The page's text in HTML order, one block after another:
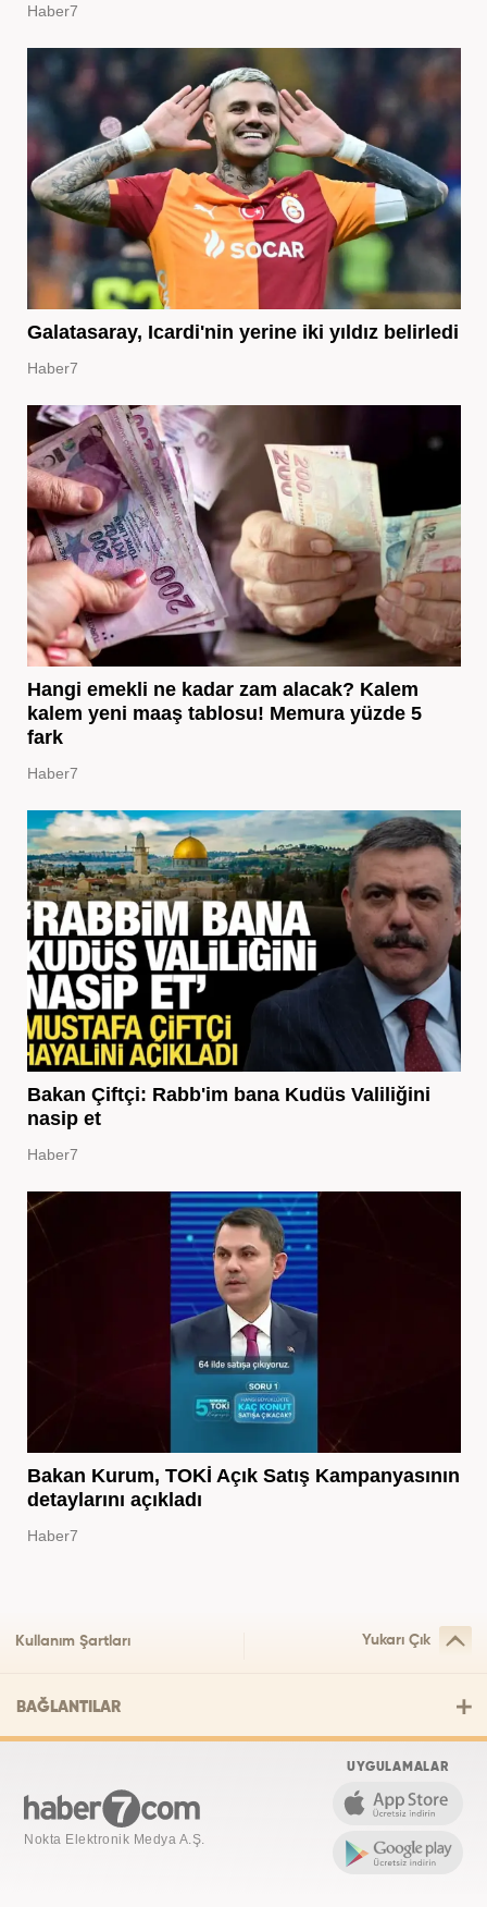
Haber7
Galatasaray, Icardi'nin yerine iki yıldız belirledi
Haber7
Hangi emekli ne kadar zam alacak? Kalem
kalem yeni maaş tablosu! Memura yüzde 5
fark
Haber7
Bakan Çiftçi: Rabb'im bana Kudüs Valiliğini
nasip et
Haber7
Bakan Kurum, TOKİ Açık Satış Kampanyasının
detaylarını açıkladı
Haber7
Kullanım Şartları Yukarı Çık
BAĞLANTILAR
Nokta Elektronik Medya A.Ş.
UYGULAMALAR